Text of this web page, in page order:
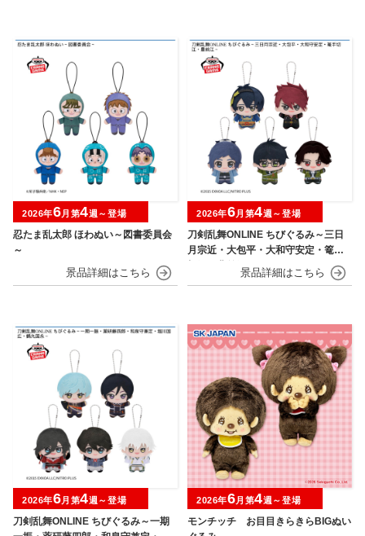
忍たま乱太郎 ほわぬい～図書委員会
～
2026年6月第4週～登場
刀剣乱舞ONLINE ちびぐるみ～三日
月宗近・大包平・大和守安定・篭手
切江・豊前江～
2026年6月第4週～登場
刀剣乱舞ONLINE ちびぐるみ～一期
2026年6月第4週～登場
モンチッチ お目目きらきらBIGぬい
2026年6月第4週～登場